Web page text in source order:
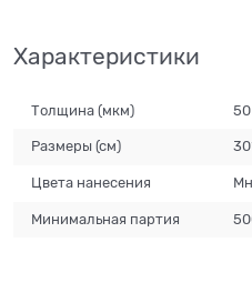
Характеристики
Толщина(мкм) 50
Размеры(см)
Цвета нанесения
Минимальная партия